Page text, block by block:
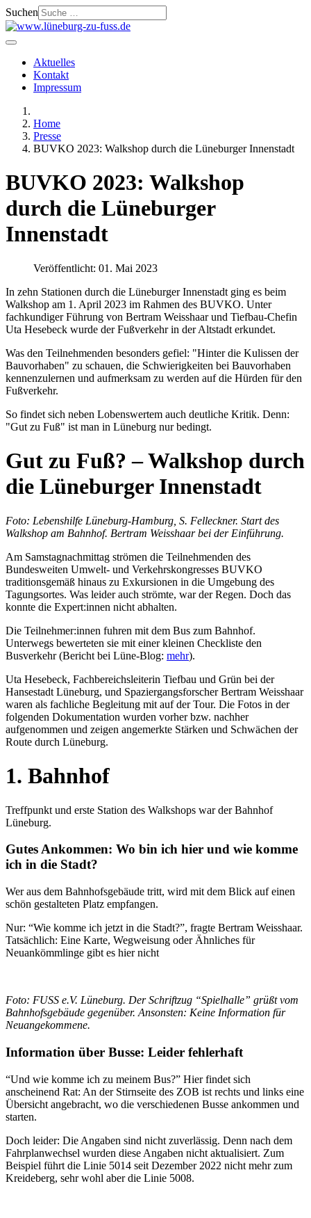
Suchen
Aktuelles
Kontakt
Impressum
Home
Presse
BUVKO 2023: Walkshop durch die Lüneburger Innenstadt
BUVKO 2023: Walkshop
durch die Lüneburger
Innenstadt
Veröffentlicht: 01. Mai 2023
In zehn Stationen durch die Lüneburger Innenstadt ging es beim
Walkshop am 1. April 2023 im Rahmen des BUVKO. Unter
fachkundiger Führung von Bertram Weisshaar und Tiefbau-Chefin
Uta Hesebeck wurde der Fußverkehr in der Altstadt erkundet.
Was den Teilnehmenden besonders gefiel: "Hinter die Kulissen der
Bauvorhaben" zu schauen, die Schwierigkeiten bei Bauvorhaben
kennenzulernen und aufmerksam zu werden auf die Hürden für den
Fußverkehr.
So findet sich neben Lobenswertem auch deutliche Kritik. Denn:
"Gut zu Fuß" ist man in Lüneburg nur bedingt.
Gut zu Fuß? – Walkshop durch
die Lüneburger Innenstadt
Foto: Lebenshilfe Lüneburg-Hamburg, S. Felleckner. Start des
Walkshop am Bahnhof. Bertram Weisshaar bei der Einführung.
Am Samstagnachmittag strömen die Teilnehmenden des
Bundesweiten Umwelt- und Verkehrskongresses BUVKO
traditionsgemäß hinaus zu Exkursionen in die Umgebung des
Tagungsortes. Was leider auch strömte, war der Regen. Doch das
konnte die Expert:innen nicht abhalten.
Die Teilnehmer:innen fuhren mit dem Bus zum Bahnhof.
Unterwegs bewerteten sie mit einer kleinen Checkliste den
Busverkehr (Bericht bei Lüne-Blog: mehr).
Uta Hesebeck, Fachbereichsleiterin Tiefbau und Grün bei der
Hansestadt Lüneburg, und Spaziergangsforscher Bertram Weisshaar
waren als fachliche Begleitung mit auf der Tour. Die Fotos in der
folgenden Dokumentation wurden vorher bzw. nachher
aufgenommen und zeigen angemerkte Stärken und Schwächen der
Route durch Lüneburg.
1. Bahnhof
Treffpunkt und erste Station des Walkshops war der Bahnhof
Lüneburg.
Gutes Ankommen: Wo bin ich hier und wie komme
ich in die Stadt?
Wer aus dem Bahnhofsgebäude tritt, wird mit dem Blick auf einen
schön gestalteten Platz empfangen.
Nur: “Wie komme ich jetzt in die Stadt?”, fragte Bertram Weisshaar.
Tatsächlich: Eine Karte, Wegweisung oder Ähnliches für
Neuankömmlinge gibt es hier nicht
Foto: FUSS e.V. Lüneburg. Der Schriftzug “Spielhalle” grüßt vom
Bahnhofsgebäude gegenüber. Ansonsten: Keine Information für
Neuangekommene.
Information über Busse: Leider fehlerhaft
“Und wie komme ich zu meinem Bus?” Hier findet sich
anscheinend Rat: An der Stirnseite des ZOB ist rechts und links eine
Übersicht angebracht, wo die verschiedenen Busse ankommen und
starten.
Doch leider: Die Angaben sind nicht zuverlässig. Denn nach dem
Fahrplanwechsel wurden diese Angaben nicht aktualisiert. Zum
Beispiel führt die Linie 5014 seit Dezember 2022 nicht mehr zum
Kreideberg, sehr wohl aber die Linie 5008.